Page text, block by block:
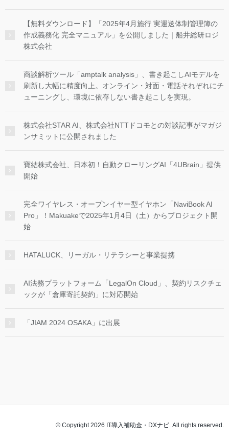
【無料ダウンロード】「2025年4月施行 実運送体制管理簿の
作成義務化 完全マニュアル」を公開しました｜船井総研ロジ
株式会社
商談解析ツール「amptalk analysis」、書き起こしAIモデルを
刷新し大幅に精度向上。オンライン・対面・電話それぞれにチ
ューニングし、環境に依存しない書き起こしを実現。
株式会社STAR AI、株式会社NTTドコモとの対談記事がマガジ
ンサミットに公開されました
寶結株式会社、日本初！自動クローリングAI「4UBrain」提供
開始
完全ワイヤレス・オープンイヤー型イヤホン「NaviBook AI
Pro」！Makuakeで2025年1月4日（土）からプロジェクト開
始
HATALUCK、リーガル・リテラシーと事業提携
AI法務プラットフォーム「LegalOn Cloud」、契約リスクチェ
ックが「倉庫寄託契約」に対応開始
「JIAM 2024 OSAKA」に出展
© Copyright 2026 IT導入補助金・DXナビ. All rights reserved.